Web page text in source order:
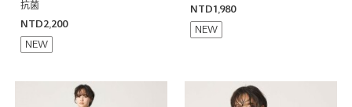
抗菌
NTD2,200
NEW
NTD1,980
NEW